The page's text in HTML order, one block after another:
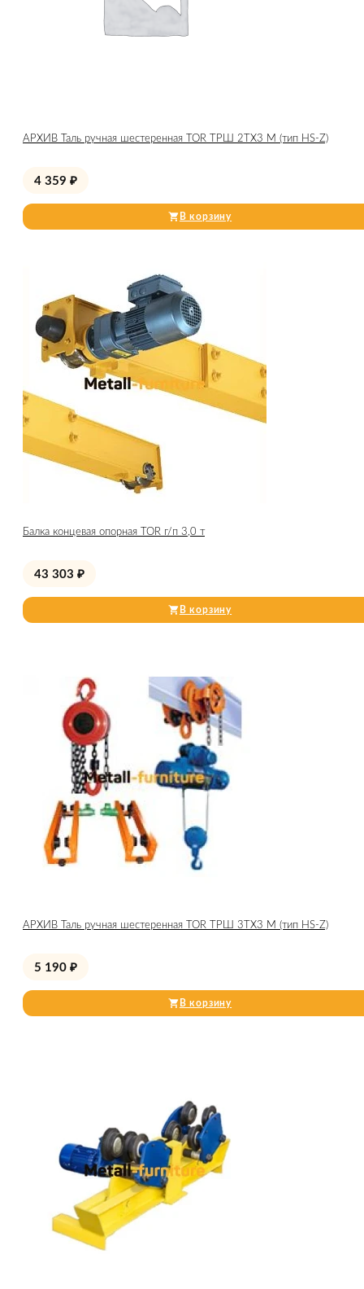
АРХИВ Таль ручная шестеренная TOR ТРШ 2ТХ3 М (тип HS-Z)
4 359 ₽
В корзину
Балка концевая опорная TOR г/п 3,0 т
43 303 ₽
В корзину
АРХИВ Таль ручная шестеренная TOR ТРШ 3ТХ3 М (тип HS-Z)
5 190 ₽
В корзину